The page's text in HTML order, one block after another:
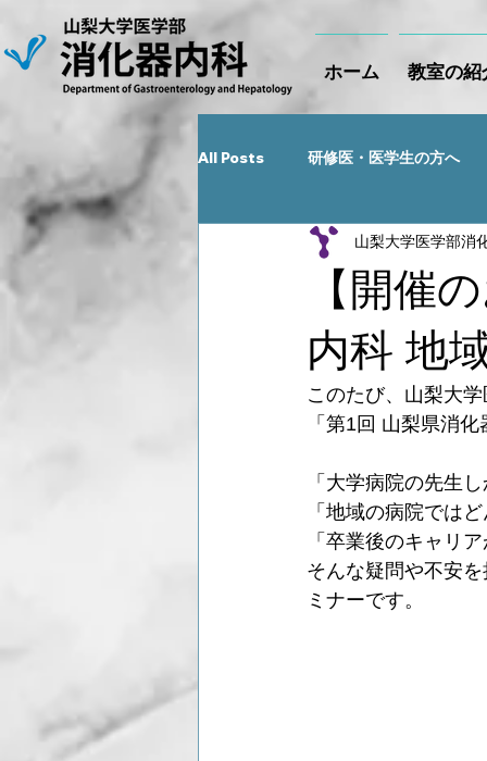
ホーム 教室の紹
All Posts 研修医・医学生の方へ
Recent NEWS
【開催
内科 地
山梨大学医学部消
このたび、山梨大
「第1回 山梨県消
「大学病院の先生
「地域の病院では
「卒業後のキャリ
そんな疑問や不安
ミナーです。